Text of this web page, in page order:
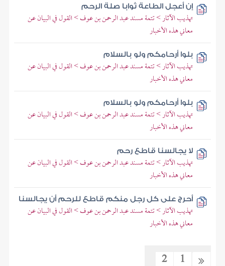
إن أعجل الطاعة ثوابا صلة الرحم
تهذيب الآثار > تتمة مسند عبد الرحمن بن عوف > القول في البيان عن
معاني هذه الأخبار
بلوا أرحامكم ولو بالسلام
تهذيب الآثار > تتمة مسند عبد الرحمن بن عوف > القول في البيان عن
معاني هذه الأخبار
بلوا أرحامكم ولو بالسلام
تهذيب الآثار > تتمة مسند عبد الرحمن بن عوف > القول في البيان عن
معاني هذه الأخبار
لا يجالسنا قاطع رحم
تهذيب الآثار > تتمة مسند عبد الرحمن بن عوف > القول في البيان عن
معاني هذه الأخبار
أحرج على كل رجل منكم قاطع للرحم أن يجالسنا
تهذيب الآثار > تتمة مسند عبد الرحمن بن عوف > القول في البيان عن
معاني هذه الأخبار
1
2